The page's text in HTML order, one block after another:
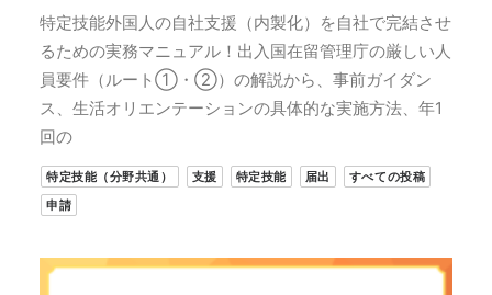
特定技能外国人の自社支援（内製化）を自社で完結させ
るための実務マニュアル！出入国在留管理庁の厳しい人
員要件（ルート①・②）の解説から、事前ガイダン
ス、生活オリエンテーションの具体的な実施方法、年1
回の
特定技能（分野共通） 支援 特定技能 届出
すべての投稿
申請